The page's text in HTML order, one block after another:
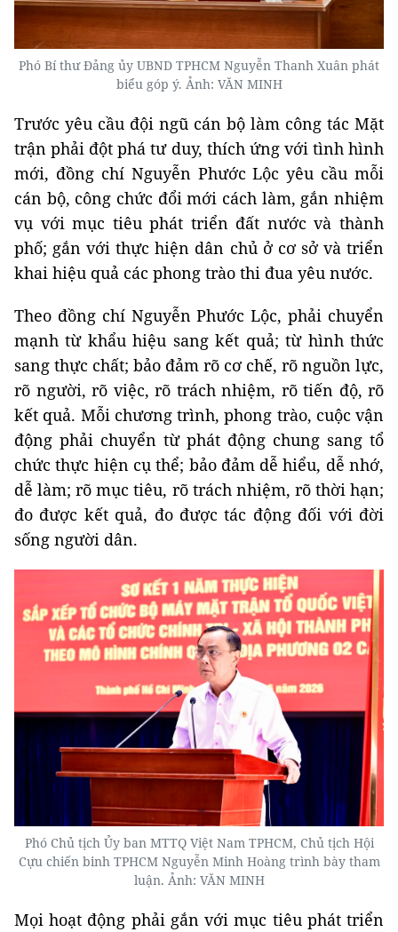
Phó Bí thư Đảng ủy UBND TPHCM Nguyễn Thanh Xuân phát
biểu góp ý. Ảnh: VĂN MINH
Trước yêu cầu đội ngũ cán bộ làm công tác Mặt
trận phải đột phá tư duy, thích ứng với tình hình
mới, đồng chí Nguyễn Phước Lộc yêu cầu mỗi
cán bộ, công chức đổi mới cách làm, gắn nhiệm
vụ với mục tiêu phát triển đất nước và thành
phố; gắn với thực hiện dân chủ ở cơ sở và triển
khai hiệu quả các phong trào thi đua yêu nước.
Theo đồng chí Nguyễn Phước Lộc, phải chuyển
mạnh từ khẩu hiệu sang kết quả; từ hình thức
sang thực chất; bảo đảm rõ cơ chế, rõ nguồn lực,
rõ người, rõ việc, rõ trách nhiệm, rõ tiến độ, rõ
kết quả. Mỗi chương trình, phong trào, cuộc vận
động phải chuyển từ phát động chung sang tổ
chức thực hiện cụ thể; bảo đảm dễ hiểu, dễ nhớ,
dễ làm; rõ mục tiêu, rõ trách nhiệm, rõ thời hạn;
đo được kết quả, đo được tác động đối với đời
sống người dân.
Phó Chủ tịch Ủy ban MTTQ Việt Nam TPHCM, Chủ tịch Hội
Cựu chiến binh TPHCM Nguyễn Minh Hoàng trình bày tham
luận. Ảnh: VĂN MINH
Mọi hoạt động phải gắn với mục tiêu phát triển